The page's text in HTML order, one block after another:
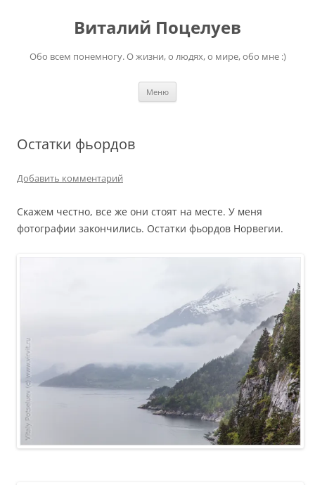
содержимомуВиталий Поцелуев
Обо всем понемногу. О жизни, о людях, о мире, обо мне :)
Меню
Остатки фьордов
Добавить комментарий
Скажем честно, все же они стоят на месте. У меня
фотографии закончились. Остатки фьордов Норвегии.